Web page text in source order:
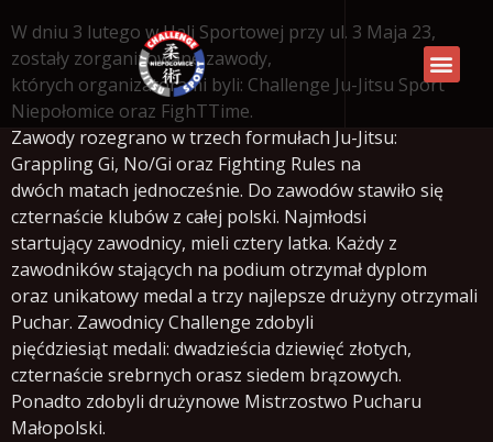
W dniu 3 lutego w Hali Sportowej przy ul. 3 Maja 23,
zostały zorganizowane zawody,
których organizatorami byli: Challenge Ju-Jitsu Sport
Niepołomice oraz FighTTime.
Zawody rozegrano w trzech formułach Ju-Jitsu:
Grappling Gi, No/Gi oraz Fighting Rules na
dwóch matach jednocześnie. Do zawodów stawiło się
czternaście klubów z całej polski. Najmłodsi
startujący zawodnicy, mieli cztery latka. Każdy z
zawodników stających na podium otrzymał dyplom
oraz unikatowy medal a trzy najlepsze drużyny otrzymali
Puchar. Zawodnicy Challenge zdobyli
pięćdziesiąt medali: dwadzieścia dziewięć złotych,
czternaście srebrnych orasz siedem brązowych.
Ponadto zdobyli drużynowe Mistrzostwo Pucharu
Małopolski.